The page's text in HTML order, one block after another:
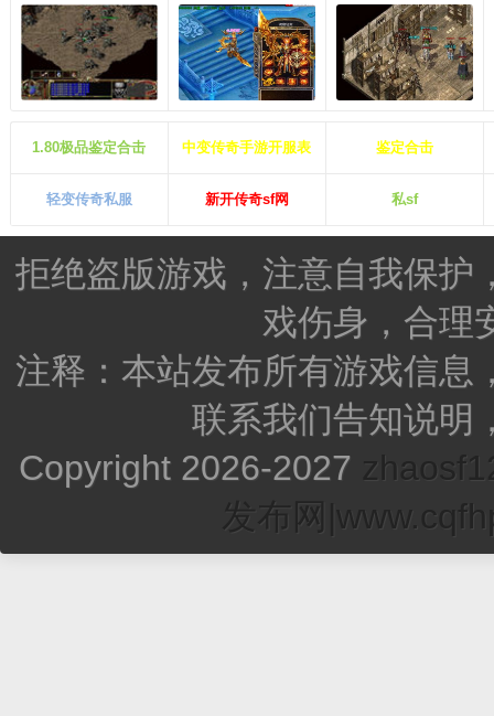
1.80极品鉴定合击 中变传奇手游开服表 鉴定合击
轻变传奇私服 新开传奇sf网 私sf
拒绝盗版游戏，注意自我保护
戏伤身，合理
注释：本站发布所有游戏信息
联系我们告知说明
Copyright 2026-2027
发布网